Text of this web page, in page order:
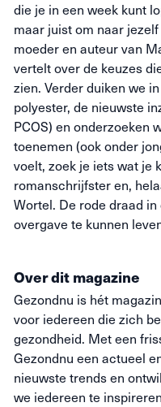
die je in een week kunt
maar juist om naar
moeder en auteur van
vertelt over de keuzes
zien. Verder duiken we
polyester, de nieuwste
PCOS) en onderzoeken
toenemen (ook onder
voelt, zoek je iets wat je
romanschrijfster en,
Wortel. De rode draad
overgave te kunnen
Over dit magazine
Gezondnu is hét
voor iedereen die zich
gezondheid. Met een
Gezondnu een actueel
nieuwste trends en
we iedereen te